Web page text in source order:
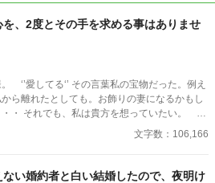
を、2度とその手を求める事はありませ
の言葉私の宝物だった。例え
ら離れたとしても。お飾りの妻になるかもし
たい。 独
けで幸せを感じられた。たった一つの希望
文字数：106,166
い婚約者と白い結婚したので、夜明け